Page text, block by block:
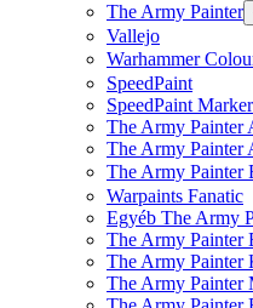
The Army Painter
Vallejo
Warhammer
SpeedPaint
SpeedPaint Marker
The Army Painter
The Army Painter
The Army Painter
Warpaints Fanatic
Egyéb The Army
The Army Painter
The Army Painter
The Army Painter